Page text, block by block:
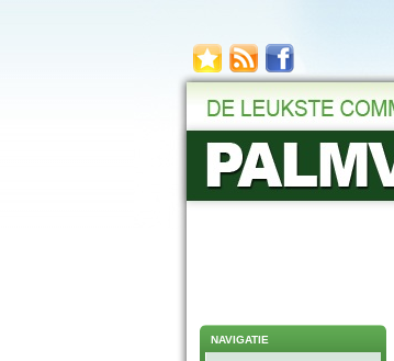
NAVIGATIE